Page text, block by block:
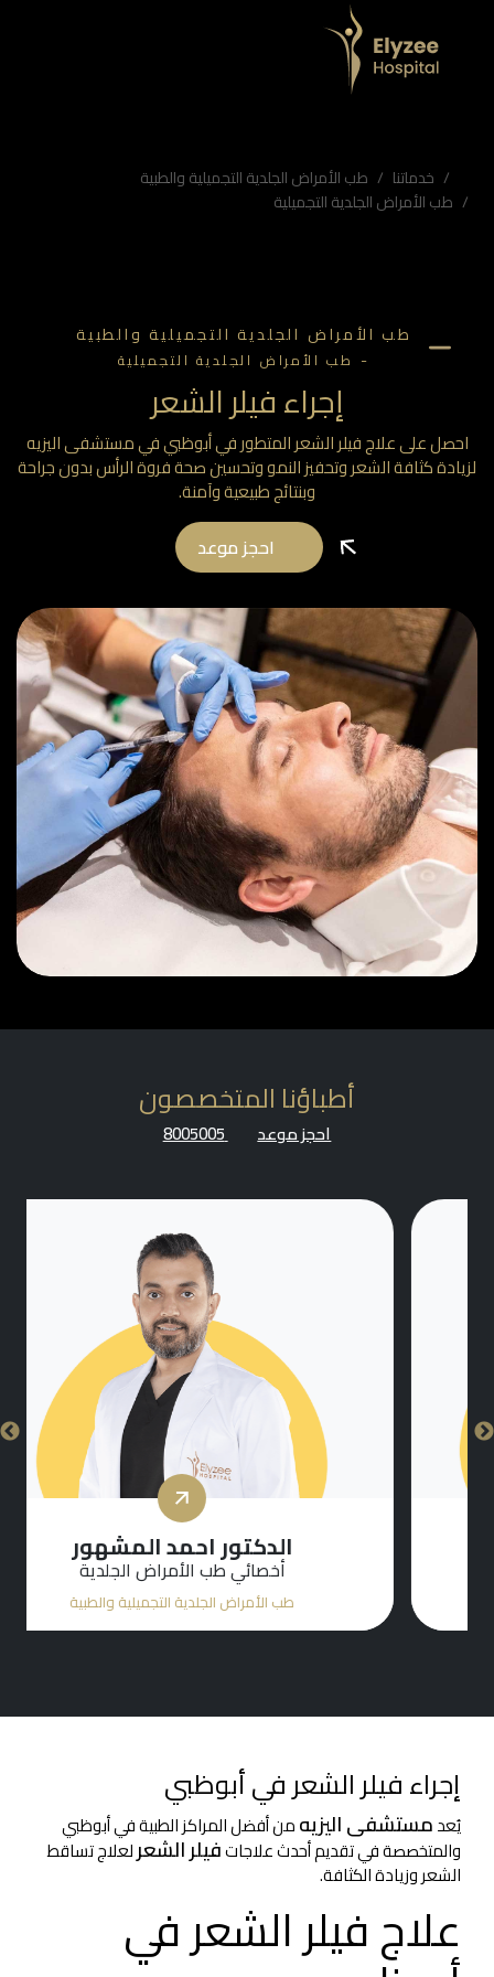
خدماتنا
طب الأمراض الجلدية التجميلية والطبية
طب الأمراض الجلدية التجميلية
طب الأمراض الجلدية التجميلية والطبية
طب الأمراض الجلدية التجميلية
إجراء فيلر الشعر
على علاج فيلر الشعر المتطور في أبوظبي في مستشفى اليزيه
كثافة الشعر وتحفيز النمو وتحسين صحة فروة الرأس بدون جراحة
وبنتائج طبيعية وآمنة.
احجز موعد
أطباؤنا المتخصصون
احجز موعد 8005005
الدكتور احمد المشهور
أخصائي طب الأمراض الجلدية
طب الأمراض الجلدية التجميلية والطبية
إجراء فيلر الشعر في أبوظبي
مستشفى اليزيهمن أفضل المراكز الطبية في أبوظبي
والمتخصصة في تقديم أحدث علاجاتفيلر الشعرلعلاج تساقط
الشعر وزيادة الكثافة.
علاج فيلر الشعر في